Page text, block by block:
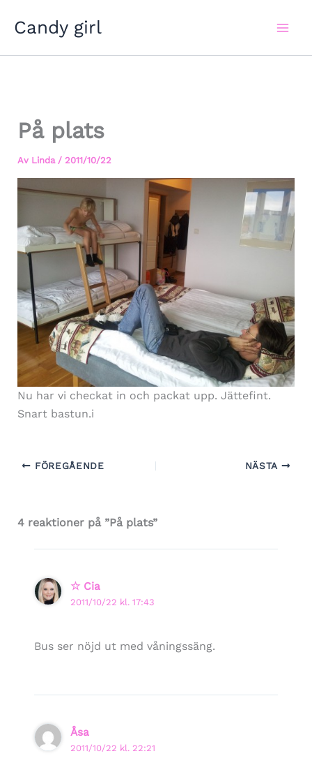
Candy girl
På plats
Av Linda / 2011/10/22
Nu har vi checkat in och packat upp. Jättefint.
Snart bastun.i
FÖREGÅENDE NÄSTA
4 reaktioner på ”På plats”
☆ Cia
2011/10/22 kl. 17:43
Bus ser nöjd ut med våningssäng.
Åsa
2011/10/22 kl. 22:21